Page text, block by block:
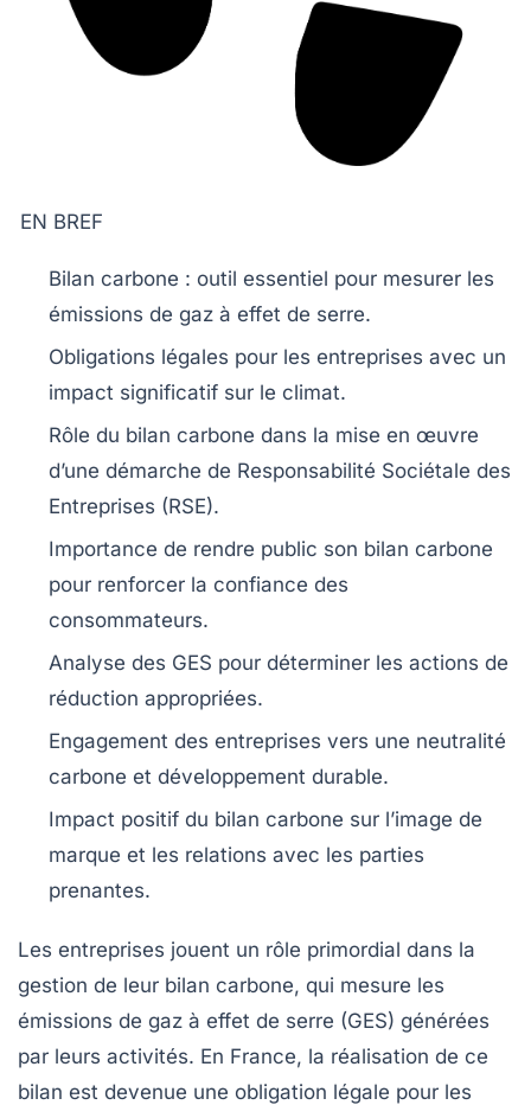
EN BREF
Bilan carbone : outil essentiel pour mesurer les
émissions de gaz à effet de serre.
Obligations légales pour les entreprises avec un
impact significatif sur le climat.
Rôle du bilan carbone dans la mise en œuvre
d’une démarche de Responsabilité Sociétale des
Entreprises (RSE).
Importance de rendre public son bilan carbone
pour renforcer la confiance des
consommateurs.
Analyse des GES pour déterminer les actions de
réduction appropriées.
Engagement des entreprises vers une neutralité
carbone et développement durable.
Impact positif du bilan carbone sur l’image de
marque et les relations avec les parties
prenantes.
Les entreprises jouent un rôle primordial dans la
gestion de leur bilan carbone, qui mesure les
émissions de gaz à effet de serre (GES) générées
par leurs activités. En France, la réalisation de ce
bilan est devenue une obligation légale pour les